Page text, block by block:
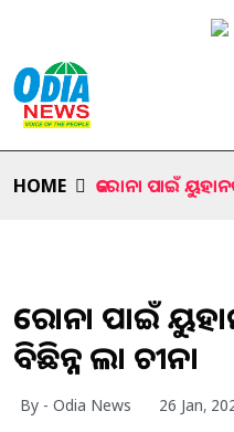
HOME କରୋନା ପାଇଁ
କରୋନା ପାଇଁ
ବିଛିନ୍ନ କଲା ଚୀନ।
By - Odia News 26 Jan,